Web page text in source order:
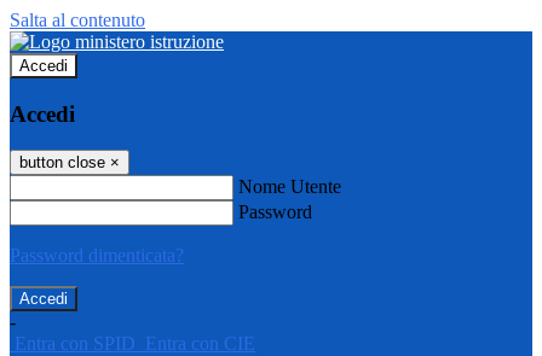
Salta al contenuto
Accedi
Accedi
button close ×
Nome Utente
Password
Password dimenticata?
-
Entra con SPID Entra con CIE